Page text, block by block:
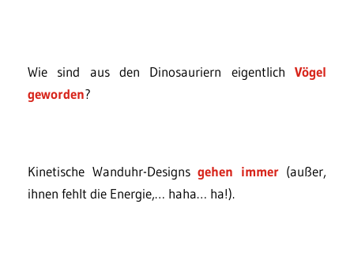
Wie sind aus den Dinosauriern eigentlich Vögel
geworden?
Kinetische Wanduhr-Designs gehen immer(außer,
ihnen fehlt die Energie,… haha… ha!).